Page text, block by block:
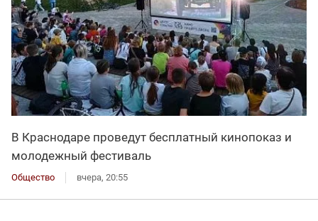
В Краснодаре проведут бесплатный кинопоказ и
молодежный фестиваль
Общество вчера, 20:55